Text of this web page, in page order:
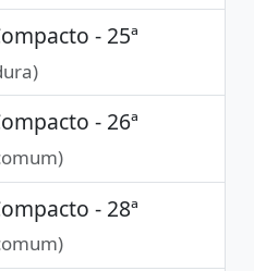
- 25ª
- 26ª
- 28ª